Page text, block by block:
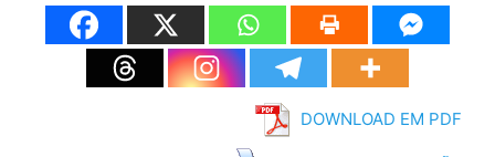
DOWNLOAD EM PDF